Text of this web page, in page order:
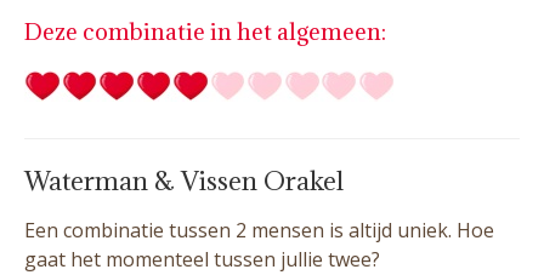
Deze combinatie in het algemeen:
Waterman & Vissen Orakel
Een combinatie tussen 2 mensen is altijd uniek. Hoe
gaat het momenteel tussen jullie twee?